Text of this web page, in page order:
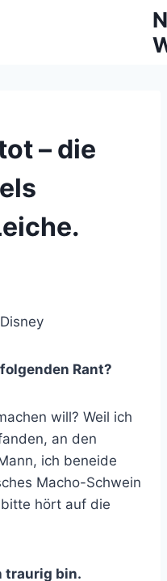
– die
Rant?
will? Weil ich
an den
ich beneide
Macho-Schwein
hört auf die
traurig bin.